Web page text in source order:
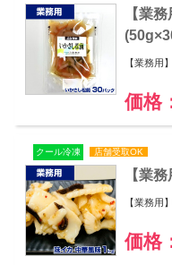
【業
【業務用
価格
クール冷凍 店舗受取OK
【業
【業務用
価格